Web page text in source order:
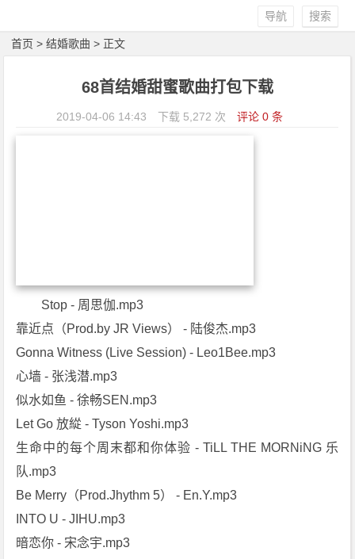
搜索
导航
首页 >结婚歌曲 > 正文
68首结婚甜蜜歌曲打包下载
2019-04-06 14:43 下载 5,272 次 评论 0 条
Stop - 周思伽.mp3
靠近点（Prod.by JR Views） - 陆俊杰.mp3
Gonna Witness (Live Session) - Leo1Bee.mp3
心墙 - 张浅潜.mp3
似水如鱼 - 徐畅SEN.mp3
Let Go 放緃 - Tyson Yoshi.mp3
生命中的每个周末都和你体验 - TiLL THE MORNiNG 乐
队.mp3
Be Merry（Prod.Jhythm 5） - En.Y.mp3
INTO U - JIHU.mp3
暗恋你 - 宋念宇.mp3